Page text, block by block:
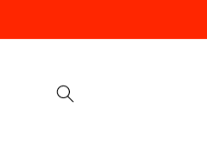
ai contenuti